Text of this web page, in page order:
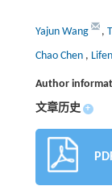
Yajun Wang ,
Chao Chen ,
Author
文章历史 +